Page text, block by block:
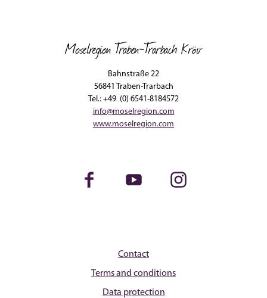
Moselregion Traben-Trarbach Kröv
Bahnstraße 22
56841 Traben-Trarbach
Tel.: +49 (0) 6541-8184572
info@moselregion.com
www.moselregion.com
Facebook Youtube Instagram
Contact
Terms and conditions
Data protection